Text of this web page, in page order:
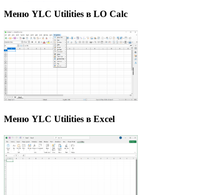
Меню YLC Utilities в LO Calc
Меню YLC Utilities в Excel